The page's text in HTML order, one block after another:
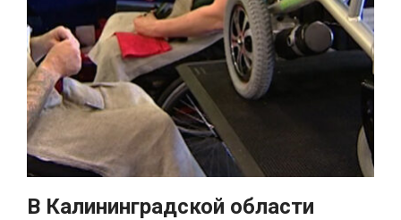
В Калининградской области